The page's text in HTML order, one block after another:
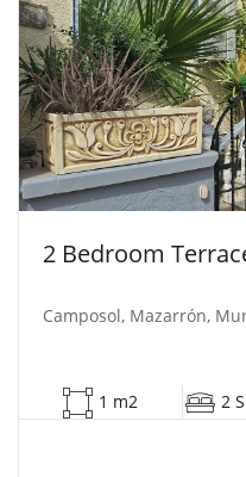
2 Bedroom
Camposol, Mazarrón,
1 m2 2